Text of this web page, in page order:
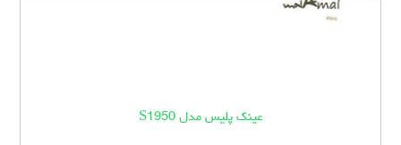
عینک پلیس مدل S1950